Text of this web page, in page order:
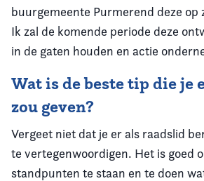
buurgemeente Purmerend deze op
Ik zal de komende periode deze
in de gaten houden en actie
Wat is de beste tip die je
zou geven?
Vergeet niet dat je er als raadslid
te vertegenwoordigen. Het is goed
standpunten te staan en te doen